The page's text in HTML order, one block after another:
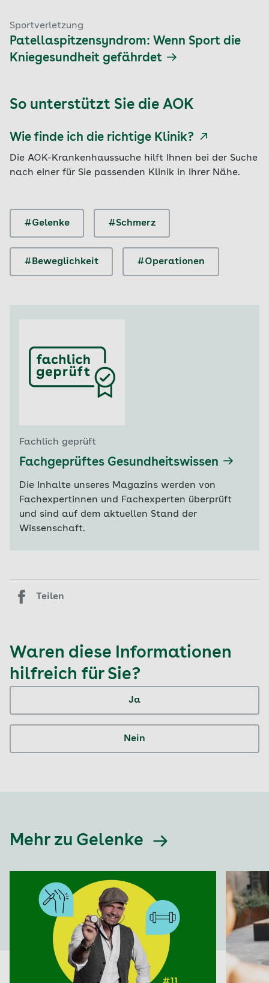
Sportverletzung
Patellaspitzensyndrom: Wenn Sport die
Kniegesundheit gefährdet
So unterstützt Sie die AOK
Wie finde ich die richtige Klinik?
Die AOK-Krankenhaussuche hilft Ihnen bei der Suche
nach einer für Sie passenden Klinik in Ihrer Nähe.
#Gelenke #Schmerz
#Beweglichkeit #Operationen
Fachlich geprüft
Fachgeprüftes Gesundheitswissen
Die Inhalte unseres Magazins werden von
Fachexpertinnen und Fachexperten überprüft
und sind auf dem aktuellen Stand der
Wissenschaft.
Teilen
Waren diese Informationen
hilfreich für Sie?
Ja
Nein
Mehr zu Gelenke